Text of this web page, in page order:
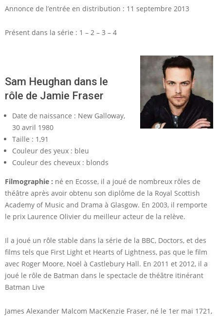
Annonce de l’entrée en distribution : 11 septembre 2013
Présent dans la série : 1 – 2 – 3 – 4
Sam Heughan dans le
rôle de Jamie Fraser
Date de naissance : New Galloway,
30 avril 1980
Taille : 1,91
Couleur des yeux : bleu
Couleur des cheveux : blonds
Filmographie : né en Ecosse, il a joué de nombreux rôles de
théâtre après avoir obtenu son diplôme de la Royal Scottish
Academy of Music and Drama à Glasgow. En 2003, il remporte
le prix Laurence Olivier du meilleur acteur de la relève.
Il a joué un rôle stable dans la série de la BBC, Doctors, et des
films tels que First Light et Hearts of Lightness, pas que le film
avec Roger Moore, Noël à Castlebury Hall. En 2011 et 2012, il a
joué le rôle de Batman dans le spectacle de théâtre itinérant
Batman Live
James Alexander Malcom MacKenzie Fraser, né le 1er mai 1721,